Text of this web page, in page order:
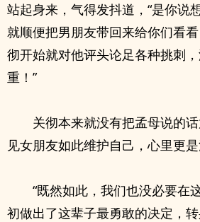
站起身来，气得发抖道，“是你说
就顺便把男朋友带回来给你们看
彻开始就对他评头论足各种挑刺
重！”
关彻本来就没有把孟母说的
见女朋友如此维护自己，心里更是
“既然如此，我们也没必要在
初做出了这辈子最勇敢的决定，